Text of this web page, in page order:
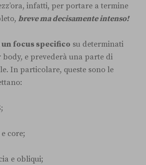
infatti, per portare a termine
breve ma decisamente intenso!
un focus specifico su determinati
e prevederà una parte di
In particolare, queste sono le
core;
e obliqui;